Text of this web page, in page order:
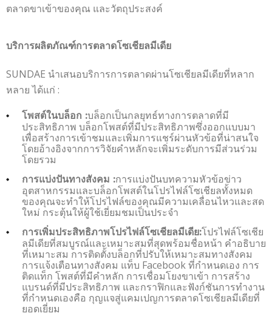
ตลาดขาเข้าของคุณ และวัตถุประสงค์
บริการผลิตภัณฑ์การตลาดโซเชียลมีเดีย
SUNDAE นำเสนอบริการการตลาดผ่านโซเชียลมีเดียที่หลาก
หลาย ได้แก่ :
โพสต์ในบล็อก :บล็อกเป็นกลยุทธ์ทางการตลาดที่มี
ประสิทธิภาพ บล็อกโพสต์ที่มีประสิทธิภาพซึ่งออกแบบมา
เพื่อสร้างการเข้าชมและเพิ่มการแชร์ผ่านหัวข้อที่น่าสนใจ
โดยอ้างอิงจากการวิจัยคำหลักจะเพิ่มระดับการมีส่วนร่วม
โดยรวม
การแบ่งปันทางสังคม :การแบ่งปันบทความหัวข้อข่าว
อุตสาหกรรมและบล็อกโพสต์ในโปรไฟล์โซเชียลทั้งหมด
ของคุณจะทำให้โปรไฟล์ของคุณมีความเคลื่อนไหวและสด
ใหม่ กระตุ้นให้ผู้ใช้เยี่ยมชมเป็นประจำ
การเพิ่มประสิทธิภาพโปรไฟล์โซเชียลมีเดีย:โปรไฟล์โซเชีย
ลมีเดียที่สมบูรณ์และเหมาะสมที่สุดพร้อมชื่อหน้า คำอธิบาย
ที่เหมาะสม การติดตั้งบล็อกที่ปรับให้เหมาะสมทางสังคม
การแจ้งเตือนทางสังคม แท็บ Facebook ที่กำหนดเอง การ
ติดแท็ก โพสต์ที่มีคำหลัก การเชื่อมโยงขาเข้า การสร้าง
แบรนด์ที่มีประสิทธิภาพ และกราฟิกและฟังก์ชันการทำงาน
ที่กำหนดเองคือ กุญแจสู่แคมเปญการตลาดโซเชียลมีเดียที่
ยอดเยี่ยม